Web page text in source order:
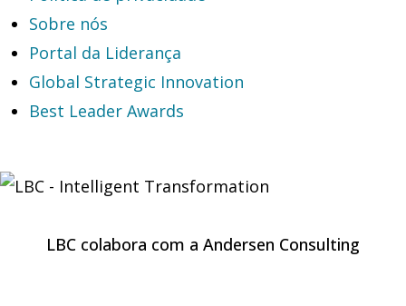
Sobre nós
Portal da Liderança
Global Strategic Innovation
Best Leader Awards
LBC colabora com a Andersen Consulting